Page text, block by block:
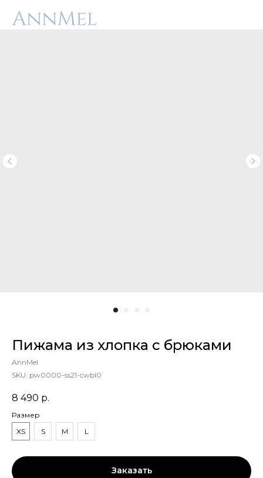
Пижама из хлопка с брюками
AnnMel
SKU: pw0000-ss21-cwbl0
8 490 р.
Размер
XS
S M L
Заказать